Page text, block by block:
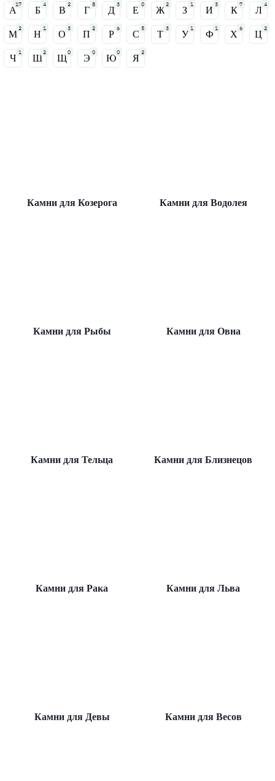
А
17
Б
4
В
2
Г
8
Д
3
Е
0
Ж
2
З
1
И
3
К
7
Л
4
М
2
Н
1
О
3
П
2
Р
6
С
5
Т
3
У
1
Ф
1
Х
6
Ц
2
Ч
1
Ш
2
Щ
0
Э
0
Ю
0
Я
2
Камни для Козерога Камни для Водолея
Камни для Рыбы Камни для Овна
Камни для Тельца Камни для Близнецов
Камни для Рака Камни для Льва
Камни для Девы Камни для Весов